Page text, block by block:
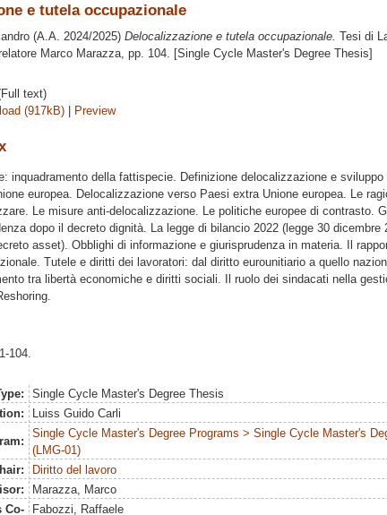
e tutela occupazionale
(A.A. 2024/2025) Delocalizzazione e tutela occupazionale. Tesi di
Marco Marazza, pp. 104. [Single Cycle Master's Degree Thesis]
text)
(917kB) | Preview
inquadramento della fattispecie. Definizione delocalizzazione e
europea. Delocalizzazione verso Paesi extra Unione europea. Le
Le misure anti-delocalizzazione. Le politiche europee di contrasto.
dopo il decreto dignità. La legge di bilancio 2022 (legge 30 dicembre
asset). Obblighi di informazione e giurisprudenza in materia. Il
Tutele e diritti dei lavoratori: dal diritto eurounitiario a quello
tra libertà economiche e diritti sociali. Il ruolo dei sindacati nella
104.
Single Cycle Master's Degree Thesis
Luiss Guido Carli
Single Cycle Master's Degree Programs > Single Cycle Master's
(LMG-01)
Diritto del lavoro
Marazza, Marco
Co-
Fabozzi, Raffaele